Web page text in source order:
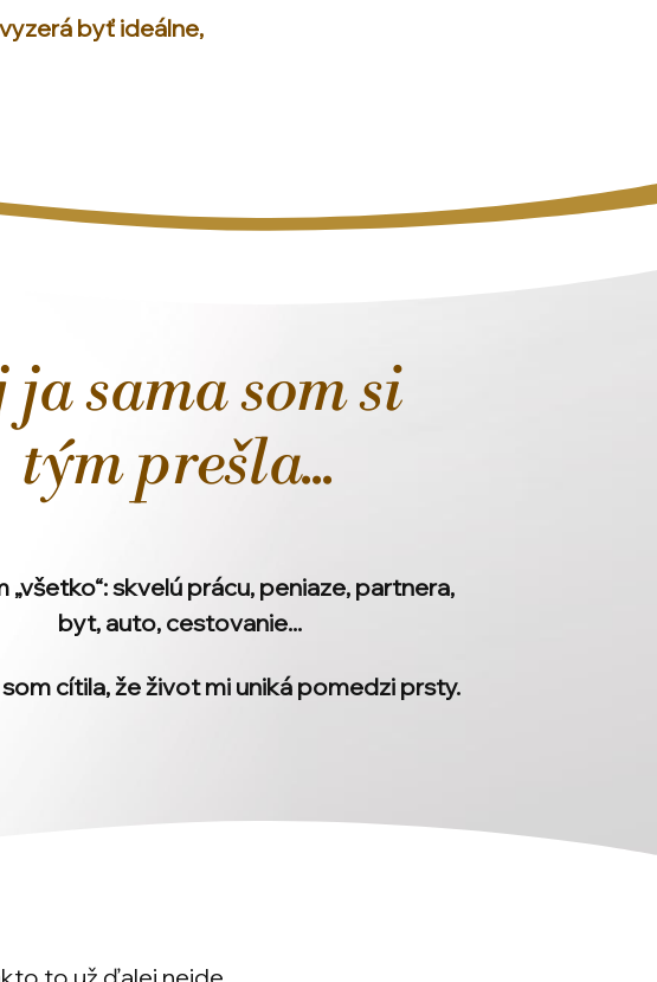
byť ideálne,
ja sama som si
tým prešla...
„všetko“: skvelú prácu, peniaze, partnera,
byt, auto, cestovanie...
cítila, že život mi uniká pomedzi prsty.